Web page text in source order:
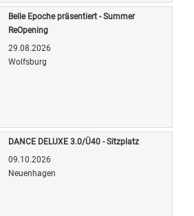
Belle Epoche präsentiert - Summer
ReOpening
29.08.2026
Wolfsburg
DANCE DELUXE 3.0/Ü40 - Sitzplatz
09.10.2026
Neuenhagen